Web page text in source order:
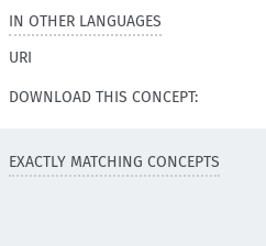
IN OTHER LANGUAGES
URI
DOWNLOAD THIS CONCEPT:
EXACTLY MATCHING CONCEPTS